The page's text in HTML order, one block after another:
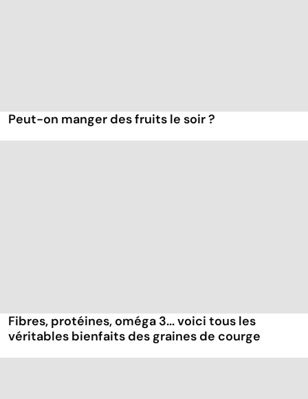
Peut-on manger des fruits le soir ?
Fibres, protéines, oméga 3... voici tous les
véritables bienfaits des graines de courge